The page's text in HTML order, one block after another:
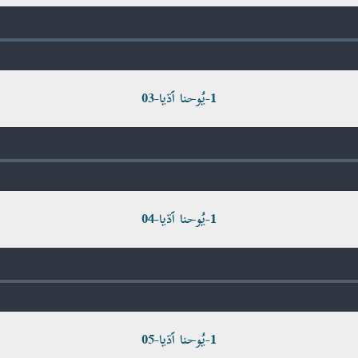
1-يُوحنا اَڌيا-03
1-يُوحنا اَڌيا-04
1-يُوحنا اَڌيا-05